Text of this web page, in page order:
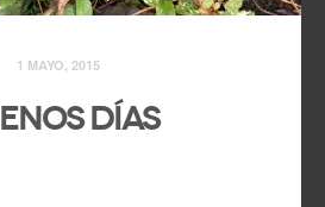
1 MAYO, 2015
días